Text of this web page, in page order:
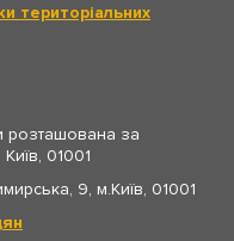
територіальних
розташована за
01001
9, м.Київ, 01001